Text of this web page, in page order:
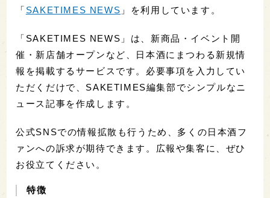
「 SAKETIMES NEWS 」を利用しています。
「SAKETIMES NEWS」は、新商品・イベント開
催・新店舗オープンなど、日本酒にまつわる新規情
報を掲載するサービスです。必要事項を入力してい
ただくだけで、SAKETIMES編集部でシンプルなニ
ュース記事を作成します。
公式SNSでの情報拡散も行うため、多くの日本酒フ
ァンへの訴求が期待できます。広報や集客に、ぜひ
お役立てください。
特徴